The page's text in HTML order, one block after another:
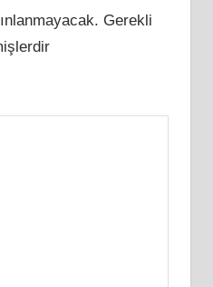
Gerekli